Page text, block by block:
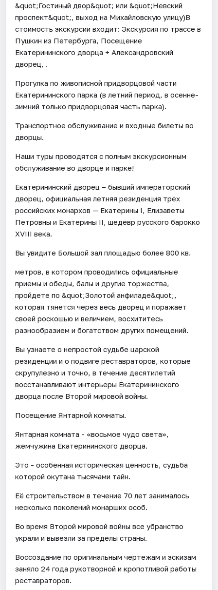
&quot;Гостиный двор&quot; или &quot;Невский
проспект&quot;, выход на Михайловскую улицу)В
стоимость экскурсии входит: Экскурсия по трассе в
Пушкин из Петербурга, Посещение
Екатерининского дворца + Александровский
дворец, .
Прогулка по живописной придворцовой части
Екатерининского парка (в летний период, в осенне-
зимний только придворцовая часть парка).
Транспортное обслуживание и входные билеты во
дворцы.
Наши туры проводятся с полным экскурсионным
обслуживание во дворце и парке!
Екатерининский дворец – бывший императорский
дворец, официальная летняя резиденция трёх
российских монархов — Екатерины I, Елизаветы
Петровны и Екатерины II, шедевр русского барокко
XVIII века.
Вы увидите Большой зал площадью более 800 кв.
метров, в котором проводились официальные
приемы и обеды, балы и другие торжества,
пройдете по &quot;Золотой анфиладе&quot;,
которая тянется через весь дворец и поражает
своей роскошью и величием, восхититесь
разнообразием и богатством других помещений.
Вы узнаете о непростой судьбе царской
резиденции и о подвиге реставраторов, которые
скрупулезно и точно, в течение десятилетий
восстанавливают интерьеры Екатерининского
дворца после Второй мировой войны.
Посещение Янтарной комнаты.
Янтарная комната - «восьмое чудо света»,
жемчужина Екатерининского дворца.
Это - особенная историческая ценность, судьба
которой окутана тысячами тайн.
Её строительством в течение 70 лет занималось
несколько поколений монарших особ.
Во время Второй мировой войны все убранство
украли и вывезли за пределы страны.
Воссоздание по оригинальным чертежам и эскизам
заняло 24 года рукотворной и кропотливой работы
реставраторов.